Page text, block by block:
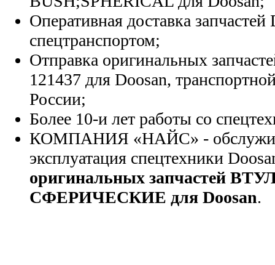
Оперативная доставка запчастей
спецтранспортом;
Отправка оригинальных
121437 для Doosan,
России;
Более 10-и лет работы со
КОМПАНИЯ «НАЙС» -
эксплуатация спецтехники
оригинальных запчастей
СФЕРИЧЕСКИЕ для Doosan.